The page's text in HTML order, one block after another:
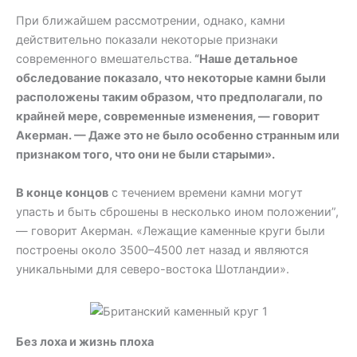
При ближайшем рассмотрении, однако, камни
действительно показали некоторые признаки
современного вмешательства. “Наше детальное
обследование показало, что некоторые камни были
расположены таким образом, что предполагали, по
крайней мере, современные изменения, — говорит
Акерман. — Даже это не было особенно странным или
признаком того, что они не были старыми».
В конце концов с течением времени камни могут
упасть и быть сброшены в несколько ином положении”,
— говорит Акерман. «Лежащие каменные круги были
построены около 3500–4500 лет назад и являются
уникальными для северо-востока Шотландии».
Без лоха и жизнь плоха